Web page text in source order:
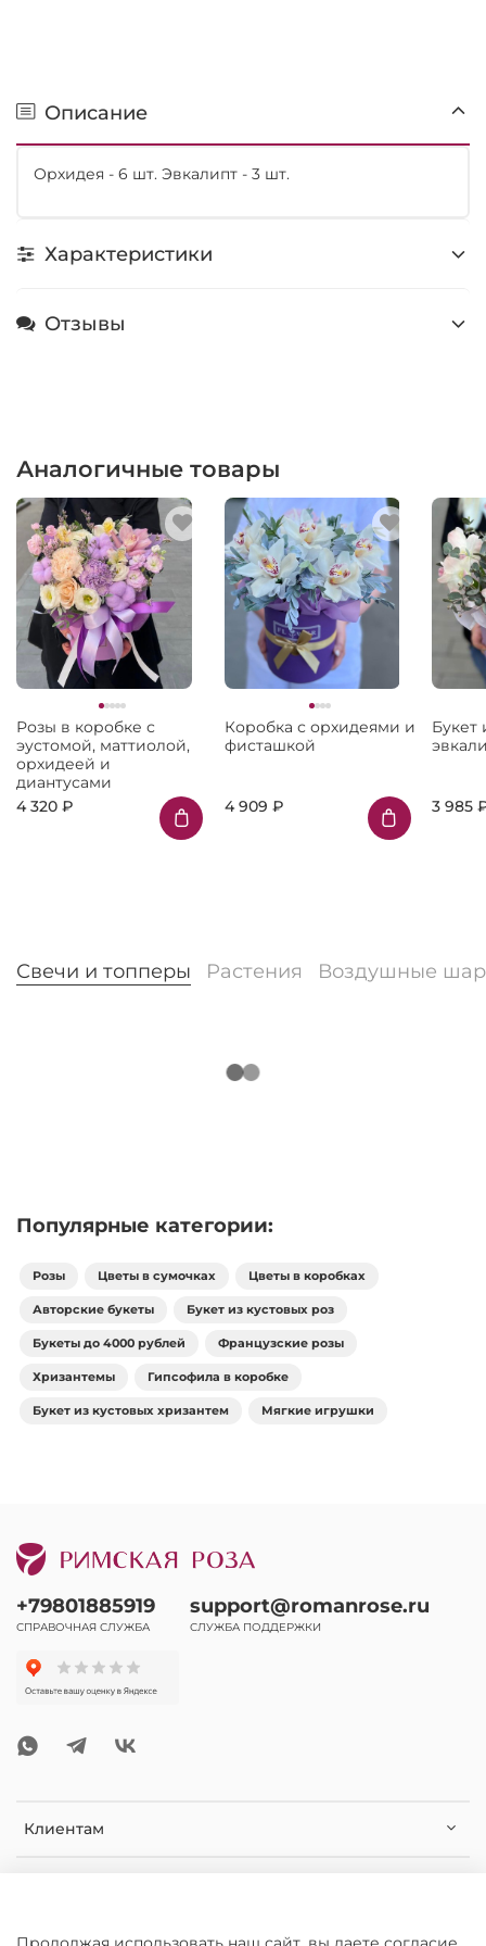
Описание
Орхидея - 6 шт. Эвкалипт - 3 шт.
Характеристики
Отзывы
Аналогичные товары
Розы в коробке с
эустомой, маттиолой,
орхидеей и
диантусами
4 320 ₽
Коробка с орхидеями и
фисташкой
4 909 ₽
Букет
3 985
Свечи и топперы Растения Воздушные
Популярные категории:
Розы Цветы в сумочках Цветы в коробках
Авторские букеты Букет из кустовых роз
Букеты до 4000 рублей Французские розы
Хризантемы Гипсофила в коробке
Букет из кустовых хризантем Мягкие игрушки
Клиентам
Дополнительная информация
+79801885919
СПРАВОЧНАЯ СЛУЖБА
support@romanrose.ru
СЛУЖБА ПОДДЕРЖКИ